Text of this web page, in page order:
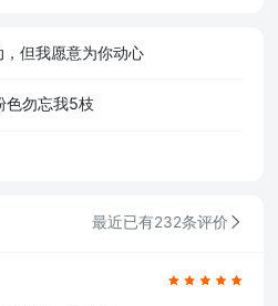
但我愿意为你动心
色勿忘我5枝
最近已有232条评价